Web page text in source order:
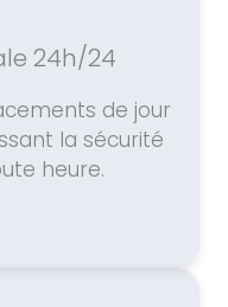
24h/24
de jour
la sécurité
heure.